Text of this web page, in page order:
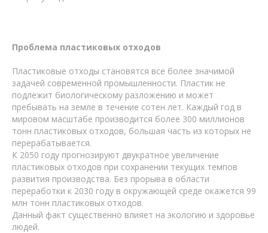
Проблема пластиковых отходов
Пластиковые отходы становятся все более значимой
задачей современной промышленности. Пластик не
подлежит биологическому разложению и может
пребывать на земле в течение сотен лет. Каждый год в
мировом масштабе производится более 300 миллионов
тонн пластиковых отходов, большая часть из которых не
перерабатывается.
К 2050 году прогнозируют двукратное увеличение
пластиковых отходов при сохранении текущих темпов
развития производства. Без прорыва в области
переработки к 2030 году в окружающей среде окажется 99
млн тонн пластиковых отходов.
Данный факт существенно влияет на экологию и здоровье
людей.